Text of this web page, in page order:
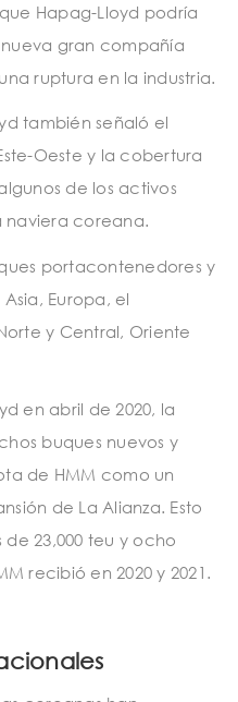
Hapag-Lloyd podría
gran compañía
ruptura en la industria.
también señaló el
Oeste y la cobertura
de los activos
naviera coreana.
portacontenedores y
Europa, el
y Central, Oriente
en abril de 2020, la
buques nuevos y
de HMM como un
de La Alianza. Esto
de 23,000 teu y ocho
recibió en 2020 y 2021.